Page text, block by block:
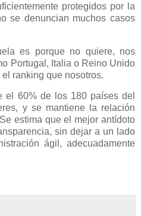
protegidos por la
se denuncian muchos casos
es porque no quiere, nos
Portugal, Italia o Reino Unido
ranking que nosotros.
el 60% de los 180 países del
y se mantiene la relación
estima que el mejor antídoto
sin dejar a un lado
ágil, adecuadamente